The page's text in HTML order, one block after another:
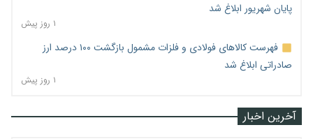
پایان شهریور ابلاغ شد
۱ روز پیش
فهرست کالاهای فولادی و فلزات مشمول بازگشت ۱۰۰ درصد ارز
صادراتی ابلاغ شد
۱ روز پیش
آخرین اخبار